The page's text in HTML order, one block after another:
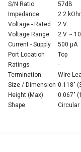
S/N Ratio
57dB
Impedance
2.2
Voltage - Rated
2 V
Voltage Range
2 V ~
Current - Supply
500 µA
Port Location
Top
Ratings
-
Termination
Wire
Size / Dimension 0.118"
Height (Max)
0.067"
Shape
Circular